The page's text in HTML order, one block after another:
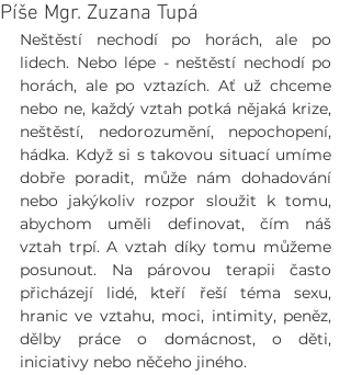
Píše Mgr. Zuzana Tupá
Neštěstí nechodí po horách, ale po
lidech. Nebo lépe - neštěstí nechodí po
horách, ale po vztazích. Ať už chceme
nebo ne, každý vztah potká nějaká krize,
neštěstí, nedorozumění, nepochopení,
hádka. Když si s takovou situací umíme
dobře poradit, může nám dohadování
nebo jakýkoliv rozpor sloužit k tomu,
abychom uměli definovat, čím náš
vztah trpí. A vztah díky tomu můžeme
posunout. Na párovou terapii často
přicházejí lidé, kteří řeší téma sexu,
hranic ve vztahu, moci, intimity, peněz,
dělby práce o domácnost, o děti,
iniciativy nebo něčeho jiného.